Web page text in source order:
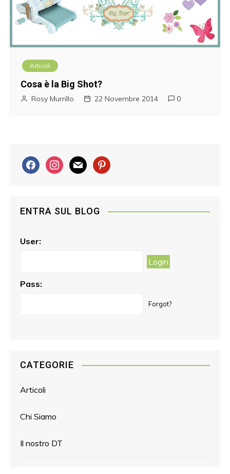
Articoli
Cosa è la Big Shot?
Rosy Murrillo 22 Novembre 2014 0
f
a
b
o
i
n
a
m
a
p
e
ENTRA SUL BLOG
User:
Pass:
Forgot?
CATEGORIE
Articoli
Chi Siamo
Il nostro DT